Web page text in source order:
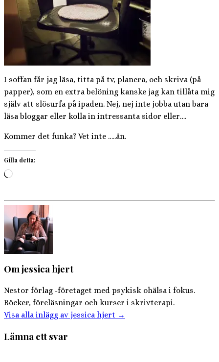
I soffan får jag läsa, titta på tv, planera, och skriva (på
papper), som en extra belöning kanske jag kan tillåta mig
själv att slösurfa på ipaden. Nej, nej inte jobba utan bara
läsa bloggar eller kolla in intressanta sidor eller….
Kommer det funka? Vet inte …..än.
Gilla detta:
Laddar
…
Om jessica hjert
Nestor förlag -företaget med psykisk ohälsa i fokus.
Böcker, föreläsningar och kurser i skrivterapi.
Visa alla inlägg av jessica hjert →
Lämna ett svar